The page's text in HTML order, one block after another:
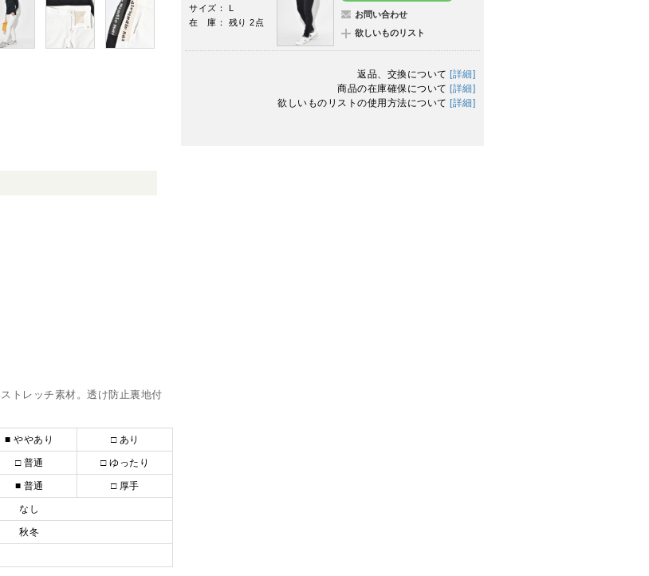
トレッチ素材。透け防止裏地付
■ ややあり □ あり
□ 普通 □ ゆったり
■ 普通 □ 厚手
なし
秋冬
サイズ： L
在 庫： 残り 2点
お問い合わせ
欲しいものリスト
返品、交換について [詳細]
商品の在庫確保について [詳細]
欲しいものリストの使用方法について [詳細]